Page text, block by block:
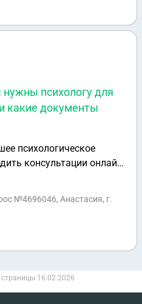
психологу для
какие документы
психологическое
консультации онлайн
сетях для
подписывать с
№4696046, Анастасия, г.
16.02.2026